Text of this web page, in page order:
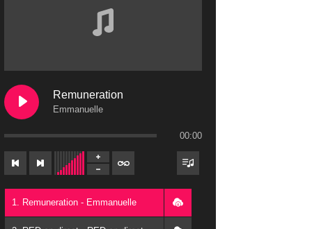
Remuneration
Emmanuelle
00:00
1. Remuneration - Emmanuelle